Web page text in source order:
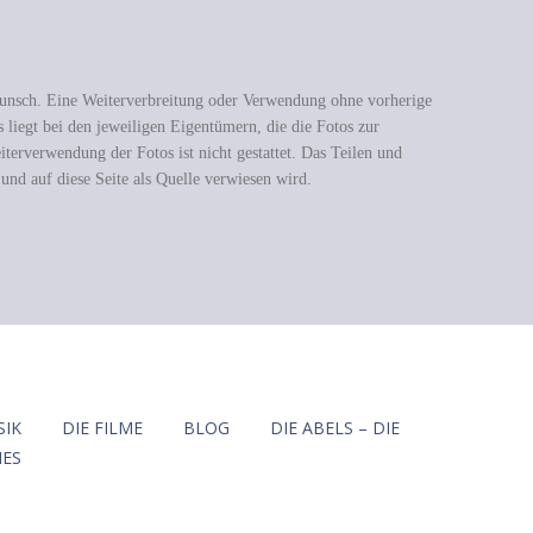
Eine Weiterverbreitung oder Verwendung ohne vorherige
liegt bei den jeweiligen Eigentümern, die die Fotos zur
der Fotos ist nicht gestattet. Das Teilen und
auf diese Seite als Quelle verwiesen wird.
DIE FILME BLOG
DIE ABELS – DIE